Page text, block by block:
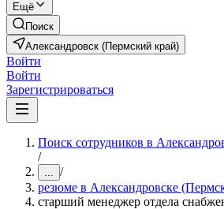
Ещё
Поиск
Александровск (Пермский край)
Войти
Войти
Зарегистрироваться
Поиск сотрудников в
/
... /
резюме в Александровске
старший менеджер отдела